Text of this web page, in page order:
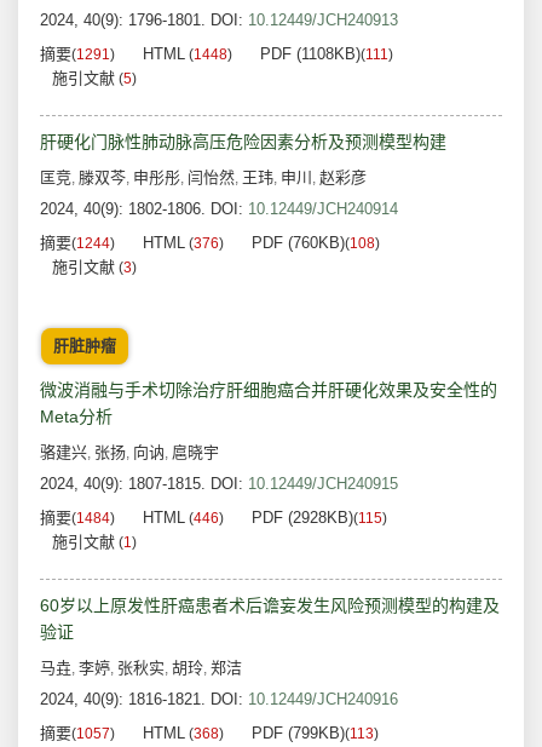
2024, 40(9): 1796-1801. DOI: 10.12449/JCH240913
摘要(1291) HTML (1448) PDF (1108KB)(111)
施引文献 (5)
肝硬化门脉性肺动脉高压危险因素分析及预测模型构建
匡竞, 滕双芩, 申彤彤, 闫怡然, 王玮, 申川 , 赵彩彦
2024, 40(9): 1802-1806. DOI: 10.12449/JCH240914
摘要(1244) HTML (376) PDF (760KB)(108)
施引文献 (3)
肝脏肿瘤
微波消融与手术切除治疗肝细胞癌合并肝硬化效果及安全性的
Meta分析
骆建兴, 张扬, 向讷, 扈晓宇
2024, 40(9): 1807-1815. DOI: 10.12449/JCH240915
摘要(1484) HTML (446) PDF (2928KB)(115)
施引文献 (1)
60岁以上原发性肝癌患者术后谵妄发生风险预测模型的构建及
验证
马垚, 李婷, 张秋实, 胡玲, 郑洁
2024, 40(9): 1816-1821. DOI: 10.12449/JCH240916
摘要(1057) HTML (368) PDF (799KB)(113)